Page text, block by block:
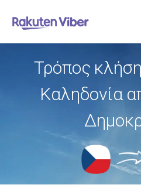
Τρόπος
Καληδονία